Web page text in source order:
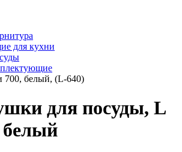
для кухни
700, белый, (L-640)
для посуды, L